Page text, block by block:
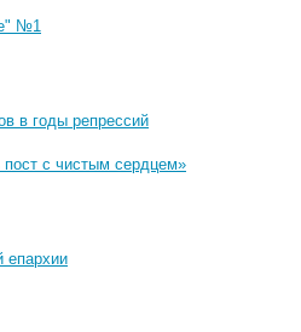
№1
в годы репрессий
с чистым сердцем»
епархии